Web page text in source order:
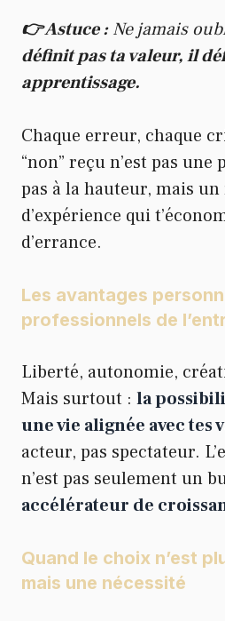
👉 Astuce :Ne jamais
définit pas ta valeur, il
apprentissage.
Chaque erreur, chaque
“non” reçu n’est pas une
pas à la hauteur, mais
d’expérience qui
d’errance.
Les avantages
professionnels de
Liberté, autonomie,
Mais surtout : la
une vie alignée avec tes
acteur, pas spectateur.
n’est pas seulement un
accélérateur de
Quand le choix n’est
mais une nécessité